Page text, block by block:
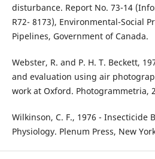
disturbance. Report No. 73-14
R72- 8173), Environmental-Social
Pipelines, Government of Canada.
Webster, R. and P. H. T. Beckett,
and evaluation using air
work at Oxford. Photogrammetria,
Wilkinson, C. F., 1976 - Insecticide
Physiology. Plenum Press, New